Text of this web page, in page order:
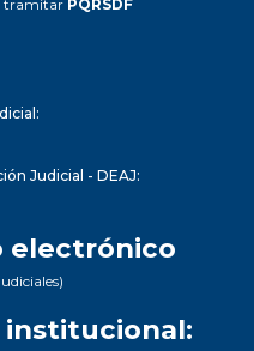
tramitar PQRSDF
Judicial - DEAJ:
electrónico